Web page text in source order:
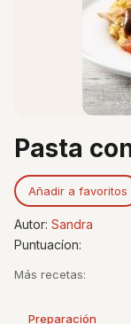
Pasta
Añadir a favoritos
Autor: Sandra
Puntuacíon:
Más recetas:
Preparación